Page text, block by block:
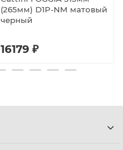
(265мм) D1P-NM матовый
черный
16179 ₽